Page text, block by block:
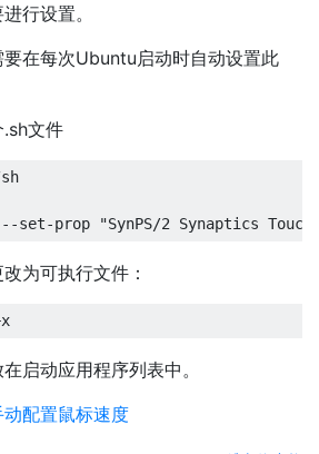
行设置。
要在每次Ubuntu启动时自动设置此
文件
为可执行文件：
启动应用程序列表中。
动配置鼠标速度